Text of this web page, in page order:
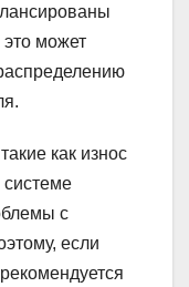
может
как износ
системе
с
если